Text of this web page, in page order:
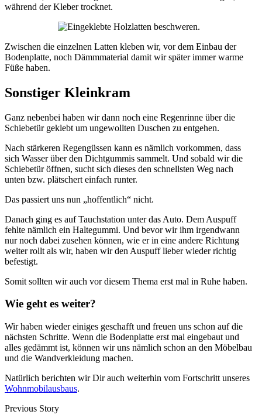
während der Kleber trocknet.
Zwischen die einzelnen Latten kleben wir, vor dem Einbau der
Bodenplatte, noch Dämmmaterial damit wir später immer warme
Füße haben.
Sonstiger Kleinkram
Ganz nebenbei haben wir dann noch eine Regenrinne über die
Schiebetür geklebt um ungewollten Duschen zu entgehen.
Nach stärkeren Regengüssen kann es nämlich vorkommen, dass
sich Wasser über den Dichtgummis sammelt. Und sobald wir die
Schiebetür öffnen, sucht sich dieses den schnellsten Weg nach
unten bzw. plätschert einfach runter.
Das passiert uns nun „hoffentlich“ nicht.
Danach ging es auf Tauchstation unter das Auto. Dem Auspuff
fehlte nämlich ein Haltegummi. Und bevor wir ihm irgendwann
nur noch dabei zusehen können, wie er in eine andere Richtung
weiter rollt als wir, haben wir den Auspuff lieber wieder richtig
befestigt.
Somit sollten wir auch vor diesem Thema erst mal in Ruhe haben.
Wie geht es weiter?
Wir haben wieder einiges geschafft und freuen uns schon auf die
nächsten Schritte. Wenn die Bodenplatte erst mal eingebaut und
alles gedämmt ist, können wir uns nämlich schon an den Möbelbau
und die Wandverkleidung machen.
Natürlich berichten wir Dir auch weiterhin vom Fortschritt unseres
Wohnmobilausbaus.
Previous Story